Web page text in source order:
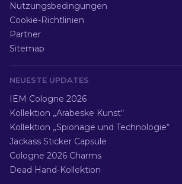
Nutzungsbedingungen
Cookie-Richtlinien
Partner
Sitemap
NEUESTE UPDATES
IEM Cologne 2026
Kollektion „Arabeske Kunst“
Kollektion „Spionage und Technologie“
Jackass Sticker Capsule
Cologne 2026 Charms
Dead Hand-Kollektion